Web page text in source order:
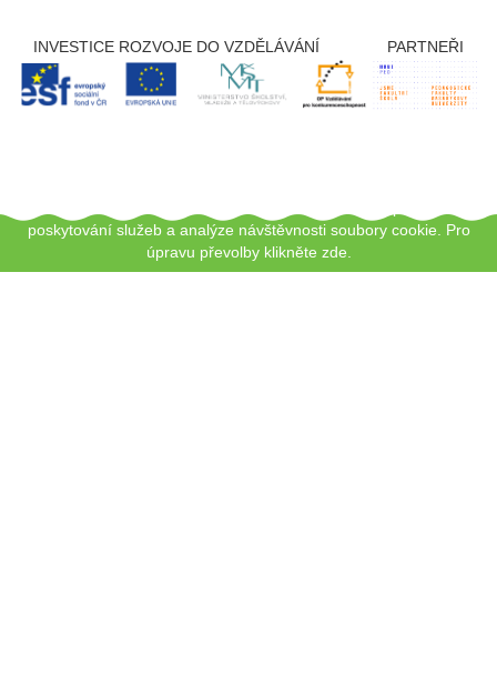
INVESTICE ROZVOJE DO VZDĚLÁVÁNÍ PARTNEŘI
poskytování služeb a analýze návštěvnosti soubory cookie. Pro
úpravu převolby klikněte zde.